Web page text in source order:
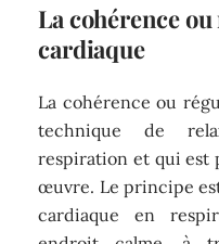
La cohérence
cardiaque
La cohérence ou
technique de
respiration et qui est
œuvre. Le principe
cardiaque en